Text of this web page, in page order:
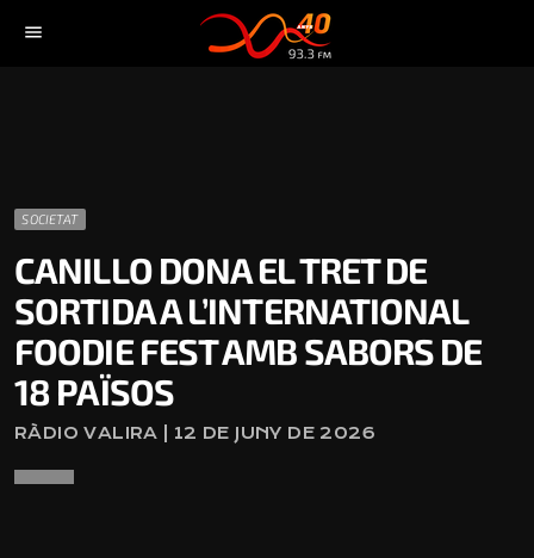
menu
SOCIETAT
CANILLO DONA EL TRET DE
SORTIDA A L’INTERNATIONAL
FOODIE FEST AMB SABORS DE
18 PAÏSOS
RÀDIO VALIRA | 12 DE JUNY DE 2026